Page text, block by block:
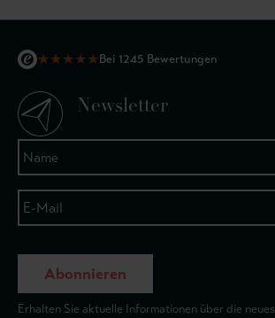
★★★★★Bei 1245 Bewertungen
Newsletter
Abonnieren
Erhalten Sie aktuelle Informationen über die